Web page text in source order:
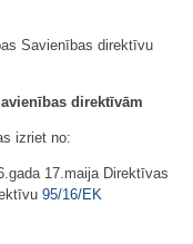
Savienības direktīvu
direktīvām
izriet no:
17.maija Direktīvas
95/16/EK